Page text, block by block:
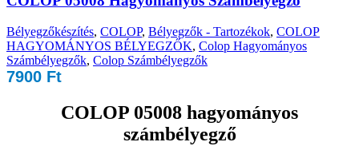
Bélyegzőkészítés, COLOP, Bélyegzők - Tartozékok, COLOP
HAGYOMÁNYOS BÉLYEGZŐK, Colop Hagyományos
Számbélyegzők, Colop Számbélyegzők
7900 Ft
COLOP 05008 hagyományos
számbélyegző